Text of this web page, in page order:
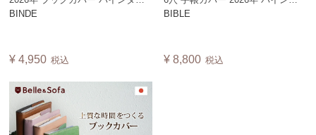
日記帳 スケジュール帳 ノート リ
BINDE
¥ 4,950 税込
ー スケジュール帳 ミニ 手帳 三つ
BIBLE
¥ 8,800 税込